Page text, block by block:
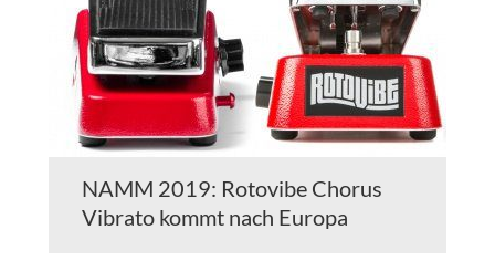
NAMM 2019: Rotovibe Chorus
Vibrato kommt nach Europa